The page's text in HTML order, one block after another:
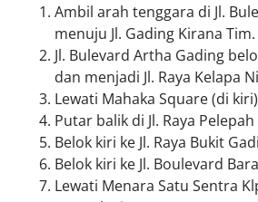
Ambil arah tenggara di Jl.
menuju Jl. Gading Kirana Tim.
Jl. Bulevard Artha Gading
dan menjadi Jl. Raya Kelapa
Lewati Mahaka Square (di
Putar balik di Jl. Raya
Belok kiri ke Jl. Raya Bukit
Belok kiri ke Jl. Boulevard
Lewati Menara Satu Sentra